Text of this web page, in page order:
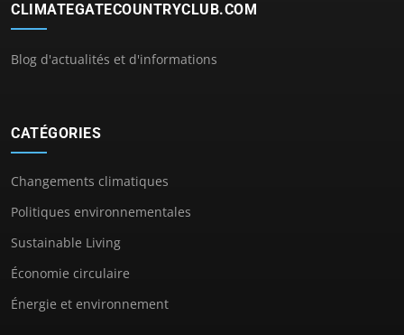
CLIMATEGATECOUNTRYCLUB.COM
Blog d'actualités et d'informations
CATÉGORIES
Changements climatiques
Politiques environnementales
Sustainable Living
Économie circulaire
Énergie et environnement